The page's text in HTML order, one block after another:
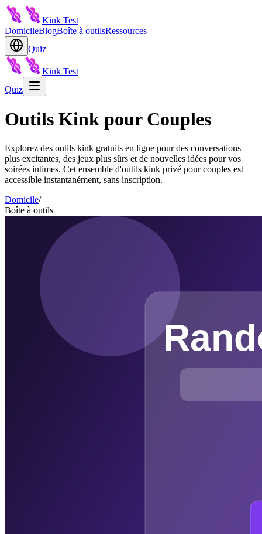
Kink Test
DomicileBlogBoîte à outilsRessources
Quiz
Kink Test
Quiz
Outils Kink pour Couples
Explorez des outils kink gratuits en ligne pour des conversations
plus excitantes, des jeux plus sûrs et de nouvelles idées pour vos
soirées intimes. Cet ensemble d'outils kink privé pour couples est
accessible instantanément, sans inscription.
Domicile/
Boîte à outils